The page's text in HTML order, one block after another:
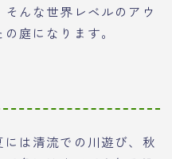
んな世界レベルのアウ
庭になります。
は清流での川遊び、秋